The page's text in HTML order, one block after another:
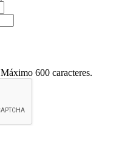
Máximo 600 caracteres.